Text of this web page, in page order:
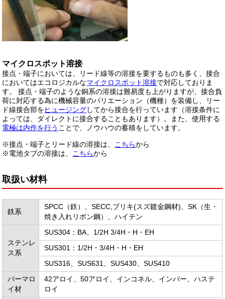
マイクロスポット溶接
接点・端子においては、リード線等の溶接を要するものも多く、接合
においてはエコロジカルなマイクロスポット溶接で対応しておりま
す。 接点・端子のような銅系の溶接は難易度も上がりますが、接合負
荷に対応する為に機械容量のバリエーション（機種）を装備し、リー
ド線接合部を ヒュージング してから接合を行っています（溶接条件に
よっては、ダイレクトに接合することもあります）。また、使用する
電極は内作を行う ことで、ノウハウの蓄積をしています。
※接点・端子とリード線の溶接は、 こちらから
※電池タブの溶接は、
こちらから
取扱い材料
鉄系
SPCC（鉄）、SECC,ブリキ(スズ鍍金鋼材)、SK（生・
焼き入れリボン鋼）、ハイテン
ステンレ
ス系
SUS304：BA、1/2H 3/4H・H・EH
SUS301：1/2H・3/4H・H・EH
SUS316、SUS631、SUS430、SUS410
パーマロ
イ材
42アロイ、50アロイ、インコネル、インバー、ハステ
ロイ